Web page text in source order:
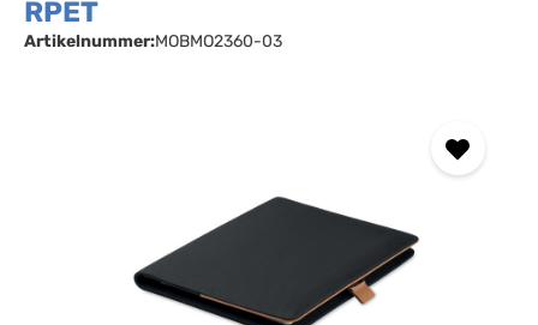
RPET
Artikelnummer:MOBMO2360-03